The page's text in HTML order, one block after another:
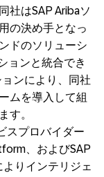
社はSAP Aribaソ
の決め手となっ
ドのソリューシ
ョンと統合でき
ンにより、同社
ムを導入して組
す。
スプロバイダー
、およびSAP
りインテリジェ